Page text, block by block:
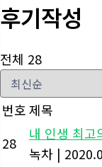
후기작성
전체 28
번호제목
28
내 인생 최고
녹차 |